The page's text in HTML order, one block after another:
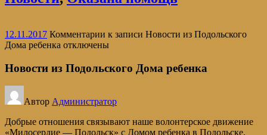
12.11.2017 Комментарии к записи Новости из Подольского
Дома ребенка отключены
Новости из Подольского Дома ребенка
Автор Администратор
Добрые отношения связывают наше волонтерское движение
«Милосердие — Подольск» с Домом ребенка в Подольске,